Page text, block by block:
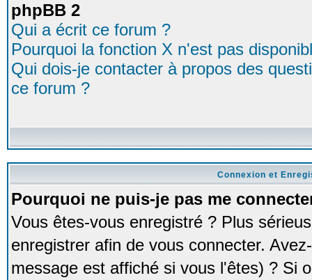
phpBB 2
Qui a écrit ce forum ?
Pourquoi la fonction X n'est pas
Qui dois-je contacter à propos des
ce forum ?
Connexion et
Pourquoi ne puis-je pas me
Vous êtes-vous enregistré ? Plus
enregistrer afin de vous connecter.
message est affiché si vous l'êtes) ? Si